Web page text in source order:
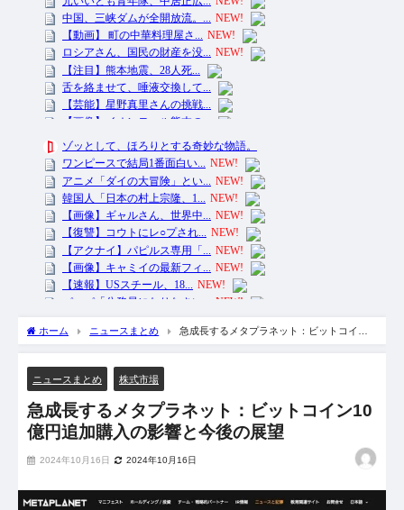
ホーム ニュースまとめ
急成長するメタプラネット：ビットコイン
ニュースまとめ 株式市場
急成長するメタプラネット：ビットコイン10
億円追加購入の影響と今後の展望
2024年10月16日 2024年10月16日